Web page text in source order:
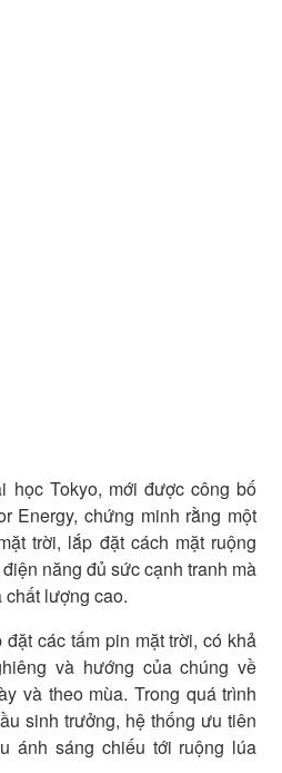
học Tokyo, mới được công bố
Energy, chứng minh rằng một
trời, lắp đặt cách mặt ruộng
năng đủ sức cạnh tranh mà
chất lượng cao.
các tấm pin mặt trời, có khả
và hướng của chúng về
và theo mùa. Trong quá trình
sinh trưởng, hệ thống ưu tiên
ánh sáng chiếu tới ruộng lúa